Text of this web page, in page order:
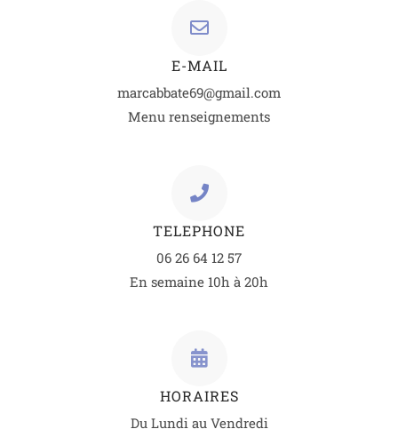
E-MAIL
marcabbate69@gmail.com
Menu renseignements
TELEPHONE
06 26 64 12 57
En semaine 10h à 20h
HORAIRES
Du Lundi au Vendredi